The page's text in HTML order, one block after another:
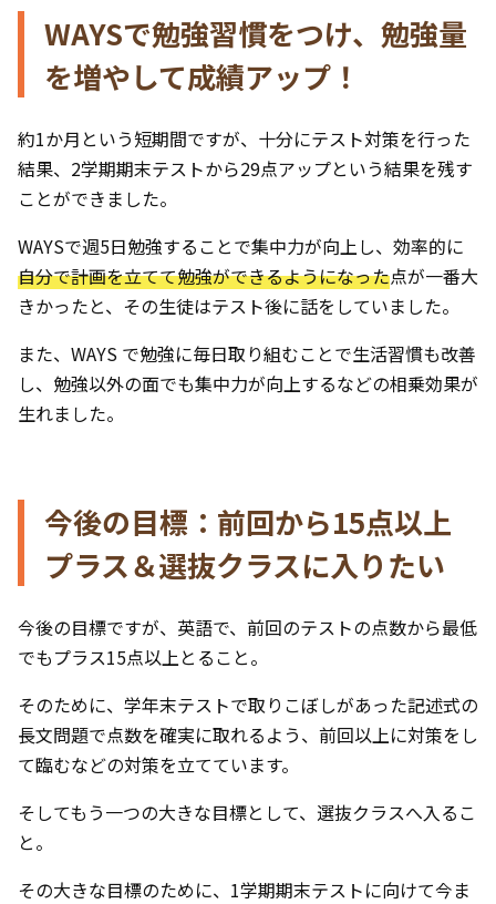
WAYSで勉強習慣をつけ、勉強量
を増やして成績アップ！
約1か月という短期間ですが、十分にテスト対策を行った
結果、2学期期末テストから29点アップという結果を残す
ことができました。
WAYSで週5日勉強することで集中力が向上し、効率的に
自分で計画を立てて勉強ができるようになった点が一番大
きかったと、その生徒はテスト後に話をしていました。
また、WAYS で勉強に毎日取り組むことで生活習慣も改善
し、勉強以外の面でも集中力が向上するなどの相乗効果が
生れました。
今後の目標：前回から15点以上
プラス＆選抜クラスに入りたい
今後の目標ですが、英語で、前回のテストの点数から最低
でもプラス15点以上とること。
そのために、学年末テストで取りこぼしがあった記述式の
長文問題で点数を確実に取れるよう、前回以上に対策をし
て臨むなどの対策を立てています。
そしてもう一つの大きな目標として、選抜クラスへ入るこ
と。
その大きな目標のために、1学期期末テストに向けて今ま